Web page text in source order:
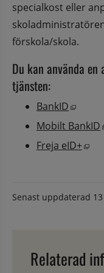
specialkost eller
förskola/skola.
Du kan använda
tjänsten:
BankID
Mobilt BankID
Freja eID+
Senast uppdaterad
Relaterad